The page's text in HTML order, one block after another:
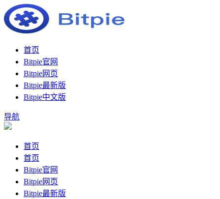
首页
Bitpie官网
Bitpie网页
Bitpie最新版
Bitpie中文版
导航
首页
首页
Bitpie官网
Bitpie网页
Bitpie最新版